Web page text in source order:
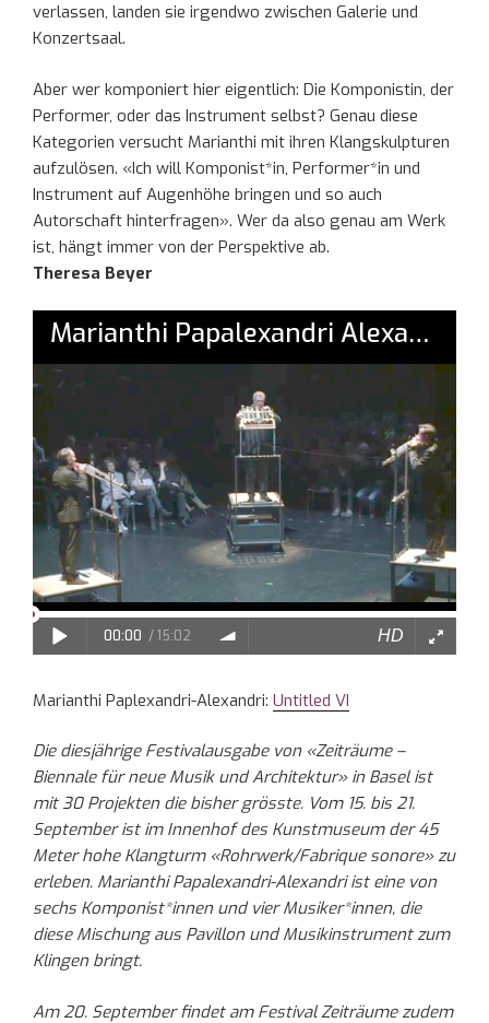
verlassen, landen sie irgendwo zwischen Galerie und
Konzertsaal.
Aber wer komponiert hier eigentlich: Die Komponistin, der
Performer, oder das Instrument selbst? Genau diese
Kategorien versucht Marianthi mit ihren Klangskulpturen
aufzulösen. «Ich will Komponist*in, Performer*in und
Instrument auf Augenhöhe bringen und so auch
Autorschaft hinterfragen». Wer da also genau am Werk
ist, hängt immer von der Perspektive ab.
Theresa Beyer
Marianthi Paplexandri-Alexandri: Untitled VI
Die diesjährige Festivalausgabe von «Zeiträume –
Biennale für neue Musik und Architektur» in Basel ist
mit 30 Projekten die bisher grösste. Vom 15. bis 21.
September ist im Innenhof des Kunstmuseum der 45
Meter hohe Klangturm «Rohrwerk/Fabrique sonore» zu
erleben. Marianthi Papalexandri-Alexandri ist eine von
sechs Komponist*innen und vier Musiker*innen, die
diese Mischung aus Pavillon und Musikinstrument zum
Klingen bringt.
Am 20. September findet am Festival Zeiträume zudem